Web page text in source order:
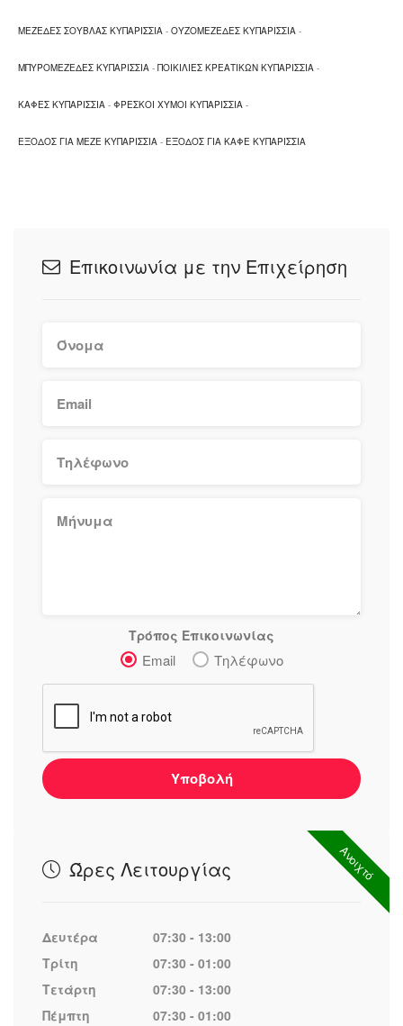
ΜΕΖΕΔΕΣ ΣΟΥΒΛΑΣ ΚΥΠΑΡΙΣΣΙΑ - ΟΥΖΟΜΕΖΕΔΕΣ ΚΥΠΑΡΙΣΣΙΑ -
ΜΠΥΡΟΜΕΖΕΔΕΣ ΚΥΠΑΡΙΣΣΙΑ - ΠΟΙΚΙΛΙΕΣ ΚΡΕΑΤΙΚΩΝ ΚΥΠΑΡΙΣΣΙΑ -
ΚΑΦΕΣ ΚΥΠΑΡΙΣΣΙΑ - ΦΡΕΣΚΟΙ ΧΥΜΟΙ ΚΥΠΑΡΙΣΣΙΑ -
ΕΞΟΔΟΣ ΓΙΑ ΜΕΖΕ ΚΥΠΑΡΙΣΣΙΑ - ΕΞΟΔΟΣ ΓΙΑ ΚΑΦΕ ΚΥΠΑΡΙΣΣΙΑ
Επικοινωνία με την Επιχείρηση
Τρόπος Επικοινωνίας
Email Τηλέφωνο
Υποβολή
Ανοιχτό
Ώρες Λειτουργίας
Δευτέρα
07:30 - 13:00
Τρίτη
07:30 - 01:00
Τετάρτη
07:30 - 13:00
Πέμπτη
07:30 - 01:00